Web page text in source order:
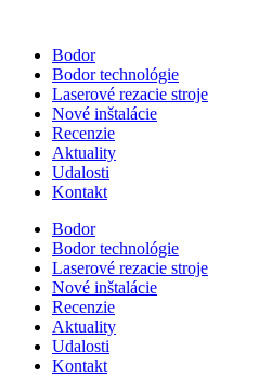
Bodor
Bodor technológie
Laserové rezacie stroje
Nové inštalácie
Recenzie
Aktuality
Udalosti
Kontakt
Bodor
Bodor technológie
Laserové rezacie stroje
Nové inštalácie
Recenzie
Aktuality
Udalosti
Kontakt